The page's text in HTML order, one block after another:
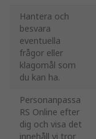
Hantera och
besvara
eventuella
frågor eller
klagomål som
du kan ha.
Personanpassa
RS Online efter
dig och visa det
innehåll vi tror